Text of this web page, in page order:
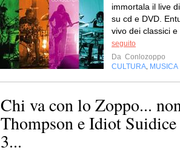
immortala il live
su cd e DVD.
vivo dei classici e
seguito
Da Conlozoppo
CULTURA MUSICA
Chi va con lo Zoppo...
Thompson e Idiot
3...